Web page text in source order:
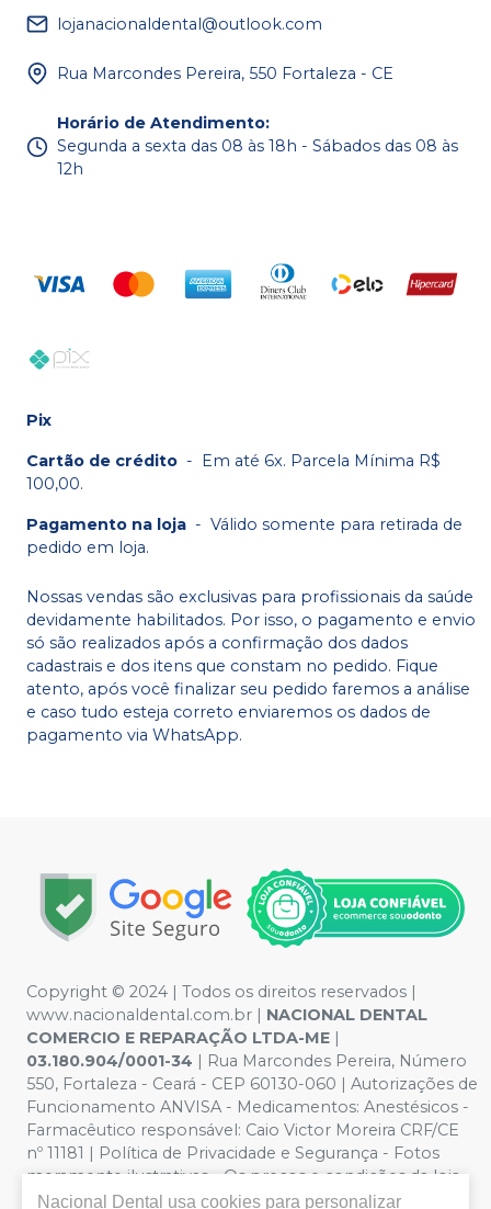
lojanacionaldental@outlook.com
Rua Marcondes Pereira, 550 Fortaleza - CE
Horário de Atendimento:
Segunda a sexta das 08 às 18h - Sábados das 08 às
12h
Pix
Cartão de crédito - Em até 6x. Parcela Mínima R$
100,00.
Pagamento na loja - Válido somente para retirada de
pedido em loja.
Nossas vendas são exclusivas para profissionais da saúde
devidamente habilitados. Por isso, o pagamento e envio
só são realizados após a confirmação dos dados
cadastrais e dos itens que constam no pedido. Fique
atento, após você finalizar seu pedido faremos a análise
e caso tudo esteja correto enviaremos os dados de
pagamento via WhatsApp.
Copyright © 2024 | Todos os direitos reservados |
www.nacionaldental.com.br | NACIONAL DENTAL
COMERCIO E REPARAÇÃO LTDA-ME |
03.180.904/0001-34 | Rua Marcondes Pereira, Número
550, Fortaleza - Ceará - CEP 60130-060 | Autorizações de
Funcionamento ANVISA - Medicamentos: Anestésicos -
Farmacêutico responsável: Caio Victor Moreira CRF/CE
nº 11181 | Política de Privacidade e Segurança - Fotos
meramente ilustrativas - Os preços e condições da loja
virtual estão sujeitos a alterações. Em caso de
Nacional Dental usa cookies para personalizar